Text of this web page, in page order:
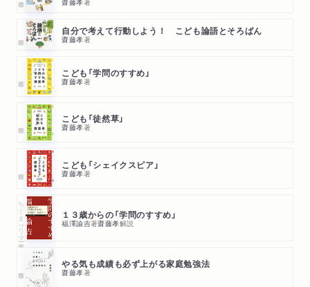
5日め 楽観主義／悲観主義
6日め 承認欲求
7日め ストイック
名言コラム7 パスカル「人間は考える葦である」
第8週 人の心を説明するには？〔応用編〕
1日め トラウマ
2日め コンプレックス
3日め ダブルスタンダード
4日め ジレンマ
5日め カタルシス
6日め ゾーン
7日め 主体的／受動的
名言コラム8 『平家物語』「おごれる人も久しからず」
第9週 自分がどう行動するか？
自分で考えて行動しよう！ こども論語とそろばん
齋藤孝著
こども「学問のすすめ」
齋藤孝著
こども「徒然草」
齋藤孝著
こども「シェイクスピア」
齋藤孝著
ちくまプリマー新書 １３歳からの「学問のすすめ」
福澤諭吉著齋藤孝解説
やる気も成績も必ず上がる家庭勉強法
齋藤孝著